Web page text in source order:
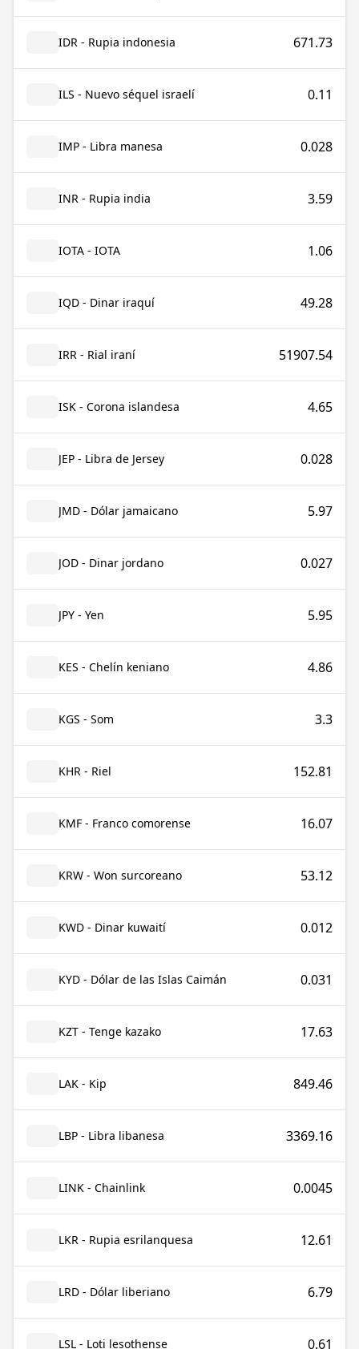
IDR - Rupia indonesia 671.73
ILS - Nuevo séquel israelí 0.11
IMP - Libra manesa 0.028
INR - Rupia india 3.59
IOTA - IOTA 1.06
IQD - Dinar iraquí 49.28
IRR - Rial iraní 51907.54
ISK - Corona islandesa 4.65
JEP - Libra de Jersey 0.028
JMD - Dólar jamaicano 5.97
JOD - Dinar jordano 0.027
JPY - Yen 5.95
KES - Chelín keniano 4.86
KGS - Som 3.3
KHR - Riel 152.81
KMF - Franco comorense 16.07
KRW - Won surcoreano 53.12
KWD - Dinar kuwaití 0.012
KYD - Dólar de las Islas Caimán 0.031
KZT - Tenge kazako 17.63
LAK - Kip 849.46
LBP - Libra libanesa 3369.16
LINK - Chainlink 0.0045
LKR - Rupia esrilanquesa 12.61
LRD - Dólar liberiano 6.79
LSL - Loti lesothense 0.61